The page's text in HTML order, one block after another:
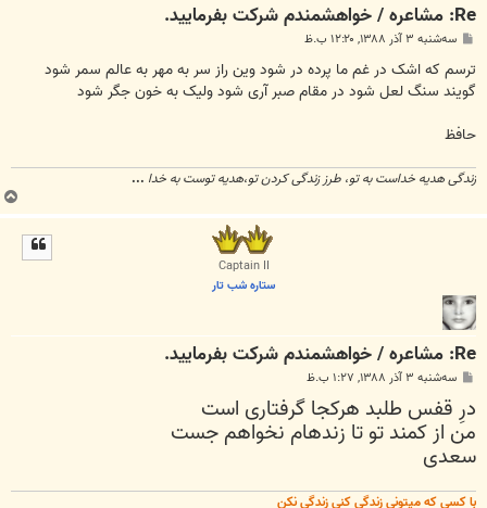
Re: مشاعره / خواهشمندم شرکت بفرماييد.
پ
ت
سه‌شنبه ۳ آذر ۱۳۸۸, ۱۲:۲۰ ب.ظ
ترسم که اشک در غم ما پرده در شود وین راز سر به مهر به عالم سمر شود
گویند سنگ لعل شود در مقام صبر آری شود ولیک به خون جگر شود
حافظ
زندگی هدیه خداست به تو، طرز زندگی کردن تو،هدیه توست به خدا ...
ب
ا
Captain II
ستاره شب تار
Re: مشاعره / خواهشمندم شرکت بفرماييد.
پ
ت
سه‌شنبه ۳ آذر ۱۳۸۸, ۱:۲۷ ب.ظ
درِ قفس طلبد هركجا گرفتارى است
من از كمند تو تا زنده‏ام نخواهم جست
سعدی
با کسی که میتونی زندگی کنی زندگی نکن